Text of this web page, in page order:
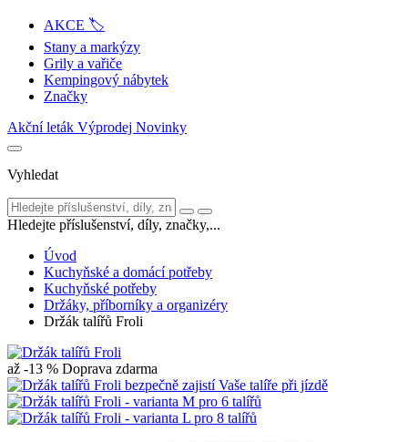
AKCE 🏷️
Stany a markýzy
Grily a vařiče
Kempingový nábytek
Značky
Akční leták Výprodej Novinky
Vyhledat
Hledejte příslušenství, díly, značky,...
Úvod
Kuchyňské a domácí potřeby
Kuchyňské potřeby
Držáky, příborníky a organizéry
Držák talířů Froli
až -13 % Doprava zdarma